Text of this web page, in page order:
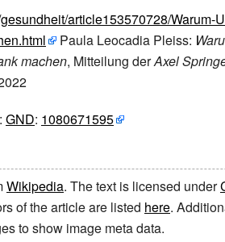
article153570728/Warum-
Paula Leocadia Pleiss:
machen, Mitteilung derAxel
GND: 1080671595
Wikipedia. The text is licensed under
of the article are listed here.
to show image meta data.